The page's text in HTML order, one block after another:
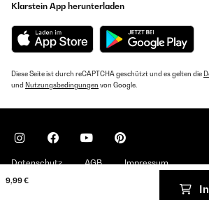
9,99 €
Klarstein App herunterladen
Diese Seite ist durch reCAPTCHA geschützt und es gelten die
und Nutzungsbedingungen von Google.
Datenschutz AGB Impressum
Copyright © 2026 Klarstein. All rights reserved